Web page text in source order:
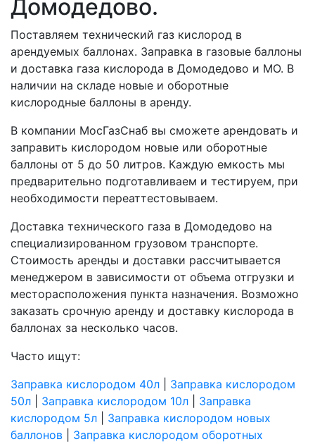
Домодедово.
Поставляем технический газ кислород в
арендуемых баллонах. Заправка в газовые баллоны
и доставка газа кислорода в Домодедово и МО. В
наличии на складе новые и оборотные
кислородные баллоны в аренду.
В компании МосГазСнаб вы сможете арендовать и
заправить кислородом новые или оборотные
баллоны от 5 до 50 литров. Каждую емкость мы
предварительно подготавливаем и тестируем, при
необходимости переаттестовываем.
Доставка технического газа в Домодедово на
специализированном грузовом транспорте.
Стоимость аренды и доставки рассчитывается
менеджером в зависимости от объема отгрузки и
месторасположения пункта назначения. Возможно
заказать срочную аренду и доставку кислорода в
баллонах за несколько часов.
Часто ищут:
Заправка кислородом 40л
Заправка кислородом
50л
Заправка кислородом 10л
Заправка
кислородом 5л
Заправка кислородом новых
баллонов
Заправка кислородом оборотных